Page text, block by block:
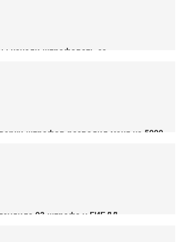
начали штрафовать за
штрафов разводил меня на 5000
93 штрафа у ГИБДД